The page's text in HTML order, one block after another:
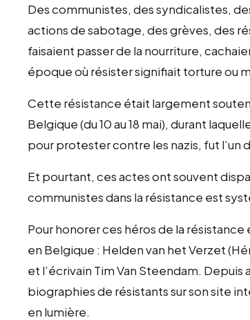
Des communistes, des syndicalistes,
actions de sabotage, des grèves, des
faisaient passer de la nourriture,
époque où résister signifiait torture ou
Cette résistance était largement
Belgique (du 10 au 18 mai), durant
pour protester contre les nazis, fut l’un
Et pourtant, ces actes ont souvent
communistes dans la résistance est
Pour honorer ces héros de la
en Belgique : Helden van het Verzet
et l’écrivain Tim Van Steendam. Depuis
biographies de résistants sur son site
en lumière.